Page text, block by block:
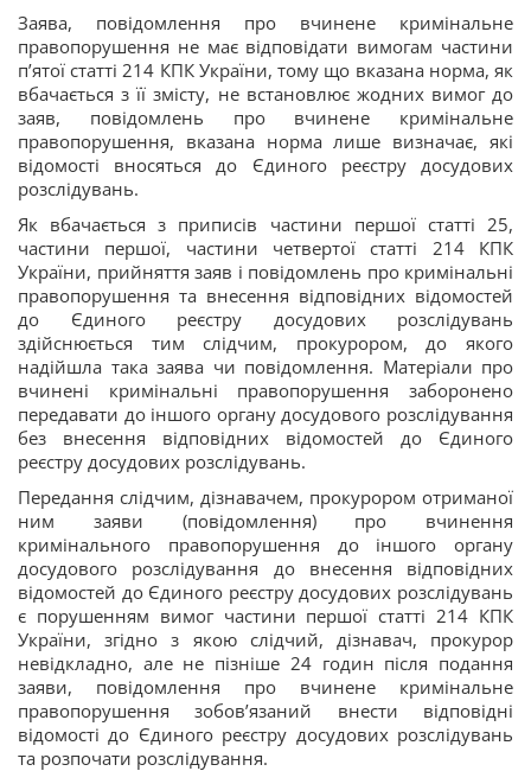
Заява, повідомлення про вчинене кримінальне
правопорушення не має відповідати вимогам частини
п’ятої статті 214 КПК України, тому що вказана норма, як
вбачається з її змісту, не встановлює жодних вимог до
заяв, повідомлень про вчинене кримінальне
правопорушення, вказана норма лише визначає, які
відомості вносяться до Єдиного реєстру досудових
розслідувань.
Як вбачається з приписів частини першої статті 25,
частини першої, частини четвертої статті 214 КПК
України, прийняття заяв і повідомлень про кримінальні
правопорушення та внесення відповідних відомостей
до Єдиного реєстру досудових розслідувань
здійснюється тим слідчим, прокурором, до якого
надійшла така заява чи повідомлення. Матеріали про
вчинені кримінальні правопорушення заборонено
передавати до іншого органу досудового розслідування
без внесення відповідних відомостей до Єдиного
реєстру досудових розслідувань.
Передання слідчим, дізнавачем, прокурором отриманої
ним заяви (повідомлення) про вчинення
кримінального правопорушення до іншого органу
досудового розслідування до внесення відповідних
відомостей до Єдиного реєстру досудових розслідувань
є порушенням вимог частини першої статті 214 КПК
України, згідно з якою слідчий, дізнавач, прокурор
невідкладно, але не пізніше 24 годин після подання
заяви, повідомлення про вчинене кримінальне
правопорушення зобов’язаний внести відповідні
відомості до Єдиного реєстру досудових розслідувань
та розпочати розслідування.